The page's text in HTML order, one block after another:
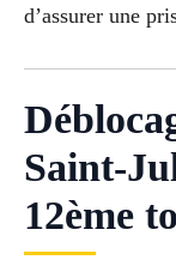
d’assurer une
Saint-
12ème